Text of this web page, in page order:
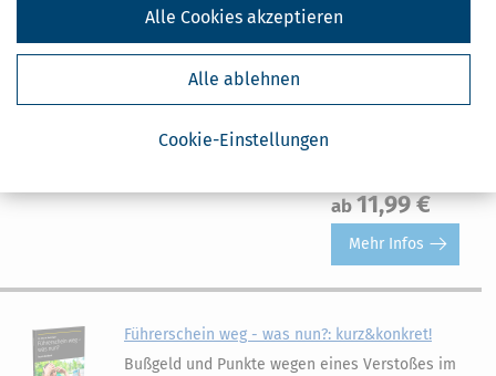
Cookie-Einstellungen
Alle ablehnen
Alle Cookies akzeptieren
und auch private Treffen werden komplizierter. Darüber hinaus
drängen sich für den Betroffenen nach dem Führerscheinentzug
auch viele Fragen auf. Er will nicht nur wissen, wann er seinen
Führerschein wieder zurückerhält und am Straßenverkehr
wieder teilnehmen kann, vor allem geht es auch darum, was er
ob er zu einer medizinisch-psychologischen Untersuchung
ab11,99 €
Mehr Infos
Führerschein weg - was nun?: kurz&konkret!
Bußgeld und Punkte wegen eines Verstoßes im